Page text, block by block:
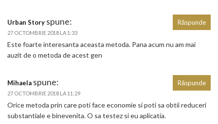
Urban Story spune:
27 OCTOMBRIE 2018 LA 1:33
Este foarte interesanta aceasta metoda. Pana acum nu am mai
auzit de o metoda de acest gen
Răspunde
Mihaela spune:
27 OCTOMBRIE 2018 LA 11:29
Orice metoda prin care poti face economie si poti sa obtii reduceri
substantiale e binevenita. O sa testez si eu aplicatia.
Răspunde